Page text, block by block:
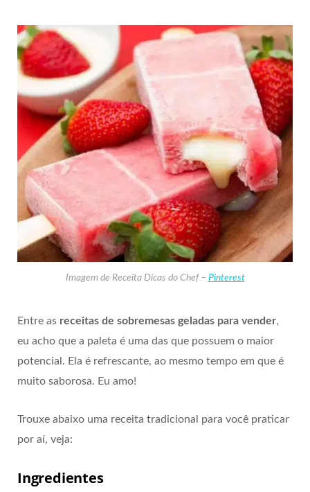
Imagem de Receita Dicas do Chef – Pinterest
Entre as receitas de sobremesas geladas para vender,
eu acho que a paleta é uma das que possuem o maior
potencial. Ela é refrescante, ao mesmo tempo em que é
muito saborosa. Eu amo!
Trouxe abaixo uma receita tradicional para você praticar
por aí, veja:
Ingredientes